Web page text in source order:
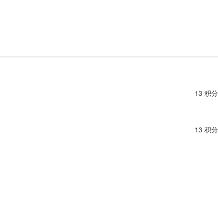
13 积分
13 积分